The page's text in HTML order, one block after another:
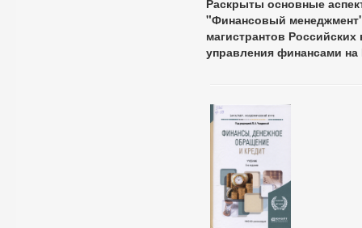
"Финансовый
магистрантов
управления финансами